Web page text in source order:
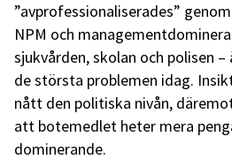
”avprofessionaliserades”
NPM och
sjukvården, skolan och polisen
de största problemen idag.
nått den politiska nivån,
att botemedlet heter mera
dominerande.